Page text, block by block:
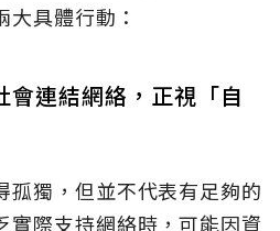
具體行動：
會連結網絡，正視「自
孤獨，但並不代表有足夠的
實際支持網絡時，可能因資